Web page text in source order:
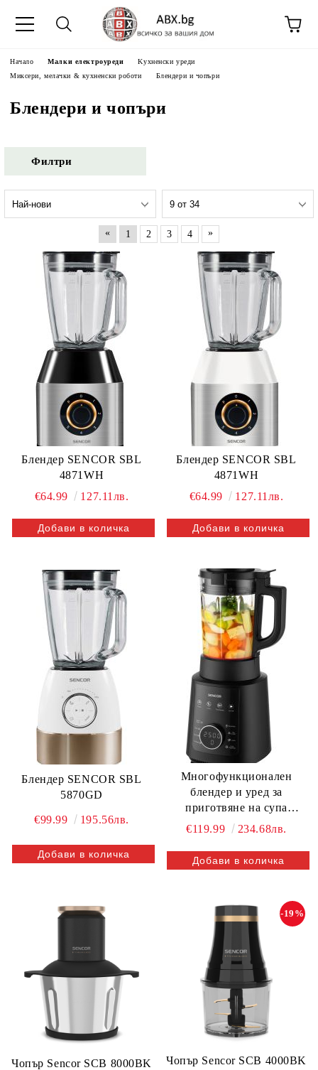
Начало Малки електроуреди
Kухненски уреди
Миксери, мелачки & кухненски роботи
Блендери и чопъри
Блендери и чопъри
Филтри
« 1 2 3 4 »
Блендер SENCOR SBL
4871WH
€64.99
127.11лв.
Блендер SENCOR SBL
4871WH
€64.99
127.11лв.
Блендер SENCOR SBL
5870GD
€99.99 195.56лв.
Многофункционален
блендер и уред за
приготвяне на супа
SENCOR SBU 0510BK
€119.99 234.68лв.
Чопър Sencor SCB 8000BK
Чопър Sencor SCB 4000BK
-19%